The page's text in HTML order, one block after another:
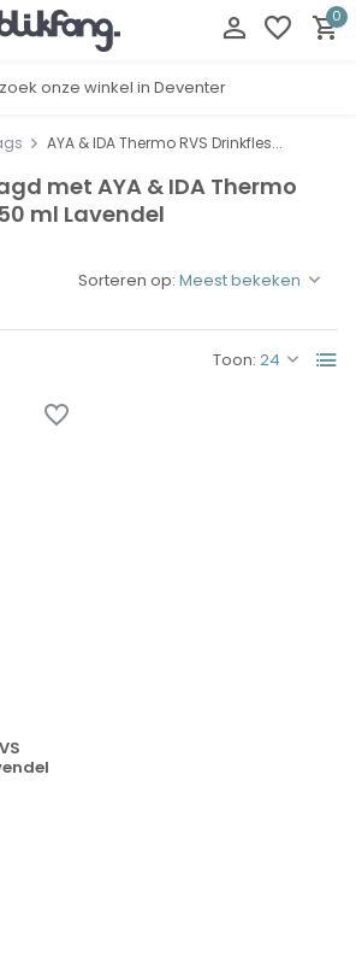
0
onze winkel in Deventer
AYA & IDA Thermo RVS Drinkfles...
met AYA & IDA Thermo
ml Lavendel
Toon:
Sorteren op: